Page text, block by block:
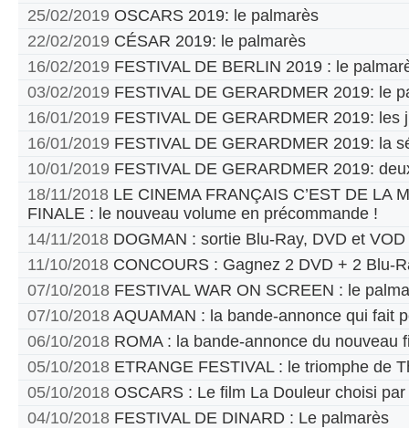
25/02/2019 OSCARS 2019: le palmarès
22/02/2019 CÉSAR 2019: le palmarès
16/02/2019 FESTIVAL DE BERLIN 2019 : le
03/02/2019 FESTIVAL DE GERARDMER 2019: le
16/01/2019 FESTIVAL DE GERARDMER 2019: les
16/01/2019 FESTIVAL DE GERARDMER 2019: la
10/01/2019 FESTIVAL DE GERARDMER 2019:
18/11/2018 LE CINEMA FRANÇAIS C’EST DE LA
FINALE : le nouveau volume en précommande !
14/11/2018 DOGMAN : sortie Blu-Ray, DVD et VOD
11/10/2018 CONCOURS : Gagnez 2 DVD + 2 Blu-
07/10/2018 FESTIVAL WAR ON SCREEN : le
07/10/2018 AQUAMAN : la bande-annonce qui fait
06/10/2018 ROMA : la bande-annonce du nouveau
05/10/2018 ETRANGE FESTIVAL : le triomphe de
05/10/2018 OSCARS : Le film La Douleur choisi
04/10/2018 FESTIVAL DE DINARD : Le palmarès